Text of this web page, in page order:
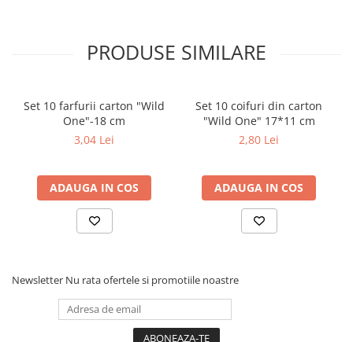
PRODUSE SIMILARE
Set 10 farfurii carton "Wild
One"-18 cm
3,04 Lei
ADAUGA IN COS
Set 10 coifuri din carton
"Wild One" 17*11 cm
2,80 Lei
ADAUGA IN COS
Newsletter Nu rata ofertele si promotiile noastre